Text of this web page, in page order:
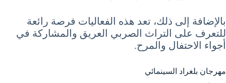
بالإضافة إلى ذلك، تعد هذه الفعاليات فرصة رائعة
للتعرف على التراث الصربي العريق والمشاركة في
أجواء الاحتفال والمرح.
مهرجان بلغراد السينمائي